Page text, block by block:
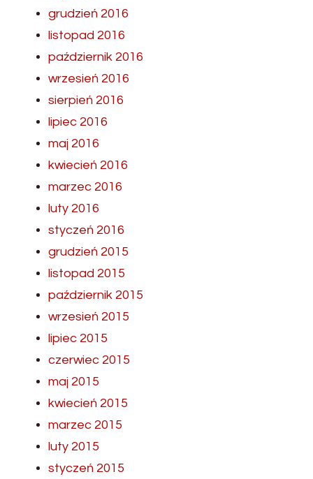
grudzień 2016
listopad 2016
październik 2016
wrzesień 2016
sierpień 2016
lipiec 2016
maj 2016
kwiecień 2016
marzec 2016
luty 2016
styczeń 2016
grudzień 2015
listopad 2015
październik 2015
wrzesień 2015
lipiec 2015
czerwiec 2015
maj 2015
kwiecień 2015
marzec 2015
luty 2015
styczeń 2015